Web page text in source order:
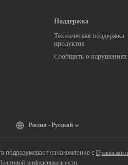
Поддержка
Техническая поддержка
продуктов
Сообщить о нарушениях
Россия - Русский
подразумевает ознакомление с Правилами
конфиденциальности.